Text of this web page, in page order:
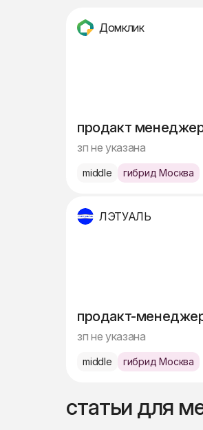
Домклик
продакт
зп не указана
middle гибрид Москва
ЛЭТУАЛЬ
продакт-
зп не указана
middle гибрид Москва
статьи для